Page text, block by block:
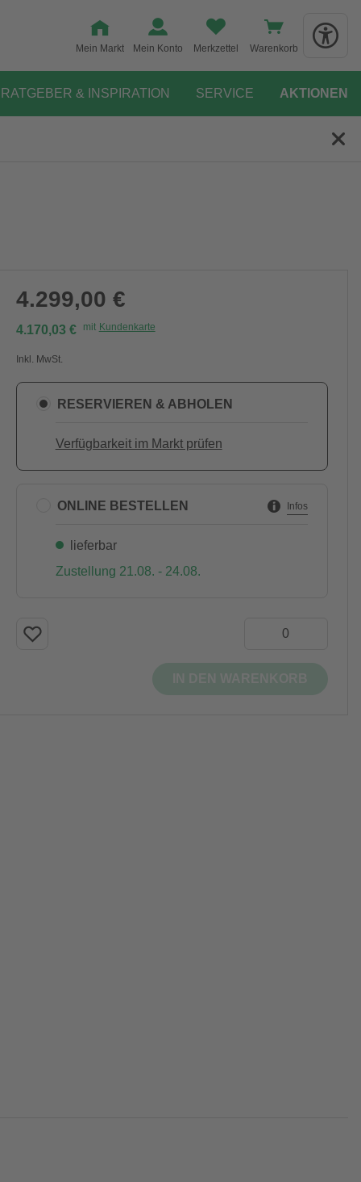
Mein Markt Mein Konto Merkzettel Warenkorb
RATGEBER & INSPIRATION SERVICE AKTIONEN
4.299,00 €
4.170,03 € mit Kundenkarte
Inkl. MwSt.
RESERVIEREN & ABHOLEN
Verfügbarkeit im Markt prüfen
ONLINE BESTELLEN Infos
lieferbar
Zustellung 21.08. - 24.08.